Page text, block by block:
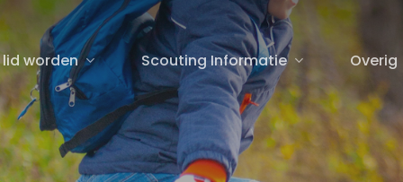
lid worden Scouting Informatie Overig